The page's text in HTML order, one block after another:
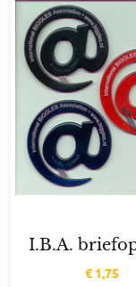
I.B.A.
€1,75